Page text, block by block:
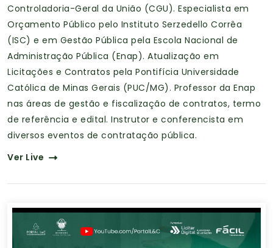
Controladoria-Geral da União (CGU). Especialista em
Orçamento Público pelo Instituto Serzedello Corrêa
(ISC) e em Gestão Pública pela Escola Nacional de
Administração Pública (Enap). Atualização em
Licitações e Contratos pela Pontifícia Universidade
Católica de Minas Gerais (PUC/MG). Professor da Enap
nas áreas de gestão e fiscalização de contratos, termo
de referência e edital. Instrutor e conferencista em
diversos eventos de contratação pública.
Ver Live